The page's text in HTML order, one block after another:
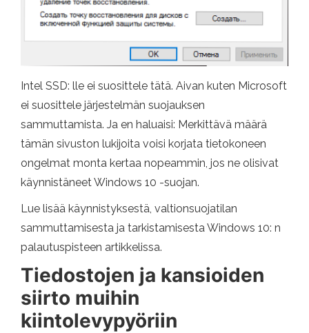
Intel SSD: lle ei suosittele tätä. Aivan kuten Microsoft
ei suosittele järjestelmän suojauksen
sammuttamista. Ja en haluaisi: Merkittävä määrä
tämän sivuston lukijoita voisi korjata tietokoneen
ongelmat monta kertaa nopeammin, jos ne olisivat
käynnistäneet Windows 10 -suojan.
Lue lisää käynnistyksestä, valtionsuojatilan
sammuttamisesta ja tarkistamisesta Windows 10: n
palautuspisteen artikkelissa.
Tiedostojen ja kansioiden
siirto muihin
kiintolevypyöriin